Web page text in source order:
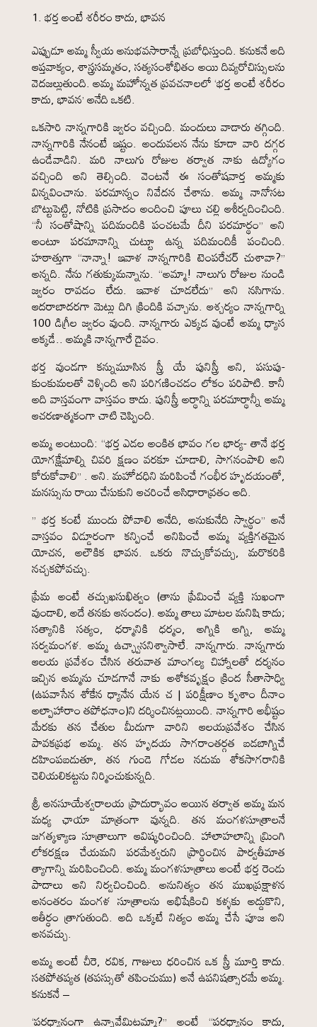
భర్త అంటే శరీరం కాదు, భావన
ఎప్పుడూ అమ్మ స్వీయ అనుభవసారాన్నే ప్రబోధిస్తుంది. కనుకనే అది
ఆప్తవాక్యం, శాస్త్రసమ్మతం, సత్యసంశోభితం అయి దివ్యరోచిస్సులను
వెదజల్లుతుంది. అమ్మ మహోన్నత ప్రవచనాలలో ‘భర్త అంటే శరీరం
కాదు, భావన’ అనేది ఒకటి.
ఒకసారి నాన్నగారికి జ్వరం వచ్చింది. మందులు వాడారు తగ్గింది.
నాన్నగారికి నేనంటే ఇష్టం. అందువలన నేను కూడా వారి దగ్గర
ఉండేవాడిని. మరి నాలుగు రోజుల తర్వాత నాకు ఉద్యోగం
వచ్చింది అని తెల్సింది. వెంటనే ఈ సంతోషవార్త అమ్మకు
విన్నవించాను. పరమాన్నం నివేదన చేశాను. అమ్మ నానోసట
బొట్టుపెట్టి, నోటికి ప్రసాదం అందించి పూలు చల్లి ఆశీర్వదించింది.
“నీ సంతోషాన్ని పదిమందికి పంచటమే దీని పరమార్థం” అని
అంటూ పరమానాన్ని చుట్టూ ఉన్న పదిమందికీ పంచింది.
హఠాత్తుగా “నాన్నా! ఇవాళ నాన్నగారికి టెంపరేచర్ చుశావా?”
అన్నది. నేను గతుక్కుమన్నాను. “అమ్మా! నాలుగు రోజుల నుండి
జ్వరం రావడం లేదు. ఇవాళ చూడలేదు” అని నసిగాను.
ఆదరాబాదరగా మెట్లు దిగి క్రిందికి వచ్చాను. ఆశ్చర్యం నాన్నగార్ని
100 డిగ్రీల జ్వరం వుంది. నాన్నగారు ఎక్కడ వుంటే అమ్మ ధ్యాస
అక్కడే.. అమ్మకి నాన్నగారే దైవం.
భర్త వుండగా కన్నుమూసిన స్త్రీ యే పునిస్త్రీ అని, పసుపు-
కుంకుమలతో వెళ్ళింది అని పరిగణించడం లోకం పరిపాటి. కానీ
అది వాస్తవంగా వాస్తవం కాదు. పునిస్త్రీ అర్థాన్ని పరమార్థాన్నీ అమ్మ
ఆచరణాత్మకంగా చాటి చెప్పింది.
అమ్మ అంటుంది: “భర్త ఎడల అంకిత భావం గల భార్య- తానే భర్త
యోగక్షేమాల్ని చివరి క్షణం వరకూ చూడాలి, సాగనంపాలి అని
కోరుకోవాలి” . అని. మహోదధిని మరిపించే గంభీర హృదయంతో,
మనస్సును రాయి చేసుకుని ఆచరించే అసిధారావ్రతం అది.
” భర్త కంటే ముందు పోవాలి అనేది, అనుకునేది స్వార్థం” అనే
వాస్తవం విడ్డూరంగా కన్పించే అనిపించే అమ్మ వ్యక్తిగతమైన
యోచన, అలౌకిక భావన. ఒకరు నొచ్చుకోవచ్చు, మరొకరికి
నచ్చకపోవచ్చు.
ప్రేమ అంటే తచ్చుఖసుఖిత్వం (తాను ప్రేమించే వ్యక్తి సుఖంగా
వుండాలి, అదే తనకు ఆనందం). అమ్మ తాలు మాటల మనిషి కాదు;
సత్యానికి సత్యం, ధర్మానికి ధర్మం, అగ్నికి అగ్ని, అమ్మ
సర్వమంగళ. అమ్మ ఉచ్ఛ్వాసనిశ్వాసాలే. నాన్నగారు. నాన్నగారు
ఆలయ ప్రవేశం చేసిన తరువాత మాంగల్య చిహ్నాలతో దర్శనం
ఇచ్చిన అమ్మను చూడగానే నాకు అశోకవృక్షం క్రింద సీతాసాధ్వి
(ఉపవాసేన శోకేన ధ్యానేన యేన చ | పరిక్షీణాం కృశాం దీనాం
అల్పాహారాం తపోధనాం)ని దర్శించినట్లయింది. నాన్నగారి అభీష్టం
మేరకు తన చేతుల మీదుగా వారిని ఆలయప్రవేశం చేసిన
పావకప్రభ అమ్మ. తన హృదయ సాగరాంతర్గత బడబాగ్నిచే
దహింపబడుతూ, తన గుండె గోడల నడుమ శోకసాగరానికి
చెలియలికట్టను నిర్మించుకున్నది.
శ్రీ అనసూయేశ్వరాలయ ప్రాదుర్భావం అయిన తర్వాత అమ్మ మన
మధ్య ఛాయా మాత్రంగా వున్నది. తన మంగళసూత్రాలనే
జగత్కళ్యాణ సూత్రాలుగా ఆవిష్కరించింది. హాలాహలాన్ని మ్రింగి
లోకరక్షణ చేయమని పరమేశ్వరుని ప్రార్థించిన పార్వతీమాత
త్యాగాన్ని మరిపించింది. అమ్మ మంగళసూత్రాలు అంటే భర్త రెండు
పాదాలు అని నిర్వచించింది. అనునిత్యం తన ముఖప్రక్షాళన
అనంతరం మంగళ సూత్రాలను అభిషేకించి కళ్ళకు అద్దుకొని,
ఆతీర్ధం త్రాగుతుంది. అది ఒక్కటే నిత్యం అమ్మ చేసే పూజ అని
అనవచ్చు.
అమ్మ అంటే చీరె, రవిక, గాజులు ధరించిన ఒక స్త్రీ మూర్తి కాదు.
సతపోతప్యత (తపస్సుతో తపించుము) అనే ఉపనిషత్సారమే అమ్మ.
కనుకనే –
‘పరధ్యానంగా ఉన్నావేమిటమ్మా?” అంటే “పరధ్యానం కాదు,